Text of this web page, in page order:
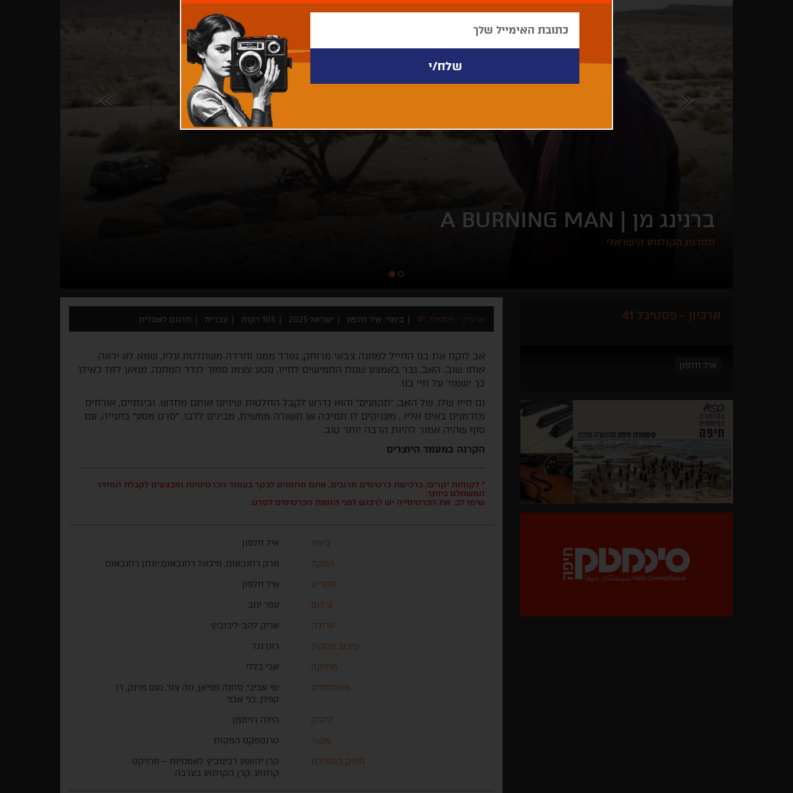
ברנינג מן | A BURNING MAN
תחרות הקולנוע הישראלי
ארכיון - פסטיבל 41
איל חלפון
ארכיון - פסטיבל 41 בימוי: איל חלפון ישראל 2025 103 דקות עברית תרגום לאנגלית
אב לוקח את בנו החייל למחנה צבאי מרוחק, נפרד ממנו וחרדה משתלטת עליו, שמא לא יראה
אותו שוב. האב, גבר באמצע שנות החמישים לחייו, נוטע עצמו סמוך לגדר המחנה, ממאן לזוז כאילו
כך ישמור על חיי בנו.
גם חייו שלו, של האב, "תקועים" והוא נדרש לקבל החלטות שיניעו אותם מחדש. ובינתיים, אורחים
מזדמנים באים אליו , מעניקים לו תמיכה או תשורה ממשית, מבינים ללבו. "סרט מסע" בחנייה, עם
סוף שהיה אמור להיות הרבה יותר טוב.
הקרנה במעמד היוצרים
* לקוחות יקרים: ברכישת כרטיסים מרובים, אתם מוזמנים לבקר בעמוד הכרטיסיות ומבצעים לקבלת המחיר
המשתלם ביותר.
שימו לב: את הכרטיסייה יש לרכוש לפני הזמנת הכרטיסים לסרט.
בימוי
איל חלפון
הפקה
מרק רוזנבאום, מיכאל רוזנבאום,יונתן רוזנבאום
תסריט
איל חלפון
צילום
עפר ינוב
עריכה
אריק להב-ליבוביץ
עיצוב פסקול
רונן נגל
מוזיקה
אבי בללי
משתתפים
שי אביבי, סוזנה פפיאן, נוה צור, נעם פרנק, רן
קפלן, בני אבני
ליהוק
הילה רויזנמן
מקור
טרנספקס הפקות
הופק בתמיכת
קרן יהושע רבינוביץ לאמנויות – פרויקט
קולנוע, קרן הקולנוע בערבה